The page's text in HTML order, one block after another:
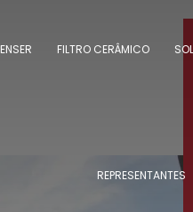
FILTRO CERÂMICO
REPRESENTANTES